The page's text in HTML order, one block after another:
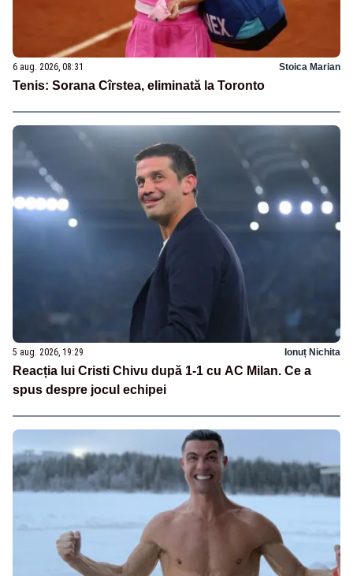
6 aug. 2026, 08:31 Stoica Marian
Tenis: Sorana Cîrstea, eliminată la Toronto
5 aug. 2026, 19:29 Ionuț Nichita
Reacția lui Cristi Chivu după 1-1 cu AC Milan. Ce a
spus despre jocul echipei